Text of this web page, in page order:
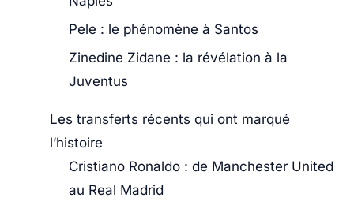
Pele : le phénomène à Santos
Zinedine Zidane : la révélation à la
Juventus
Les transferts récents qui ont marqué
l’histoire
Cristiano Ronaldo : de Manchester United
au Real Madrid